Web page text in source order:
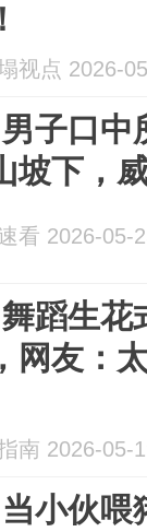
视点 2026-
男子口中
坡下，
看 2026-05-
舞蹈生花
网友：
南 2026-05-
当小伙喂